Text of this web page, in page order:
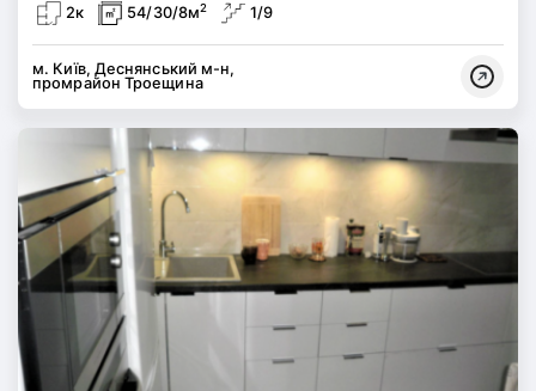
2к 54/30/8м2 1/9
м. Київ, Деснянський м-н,
промрайон Троещина